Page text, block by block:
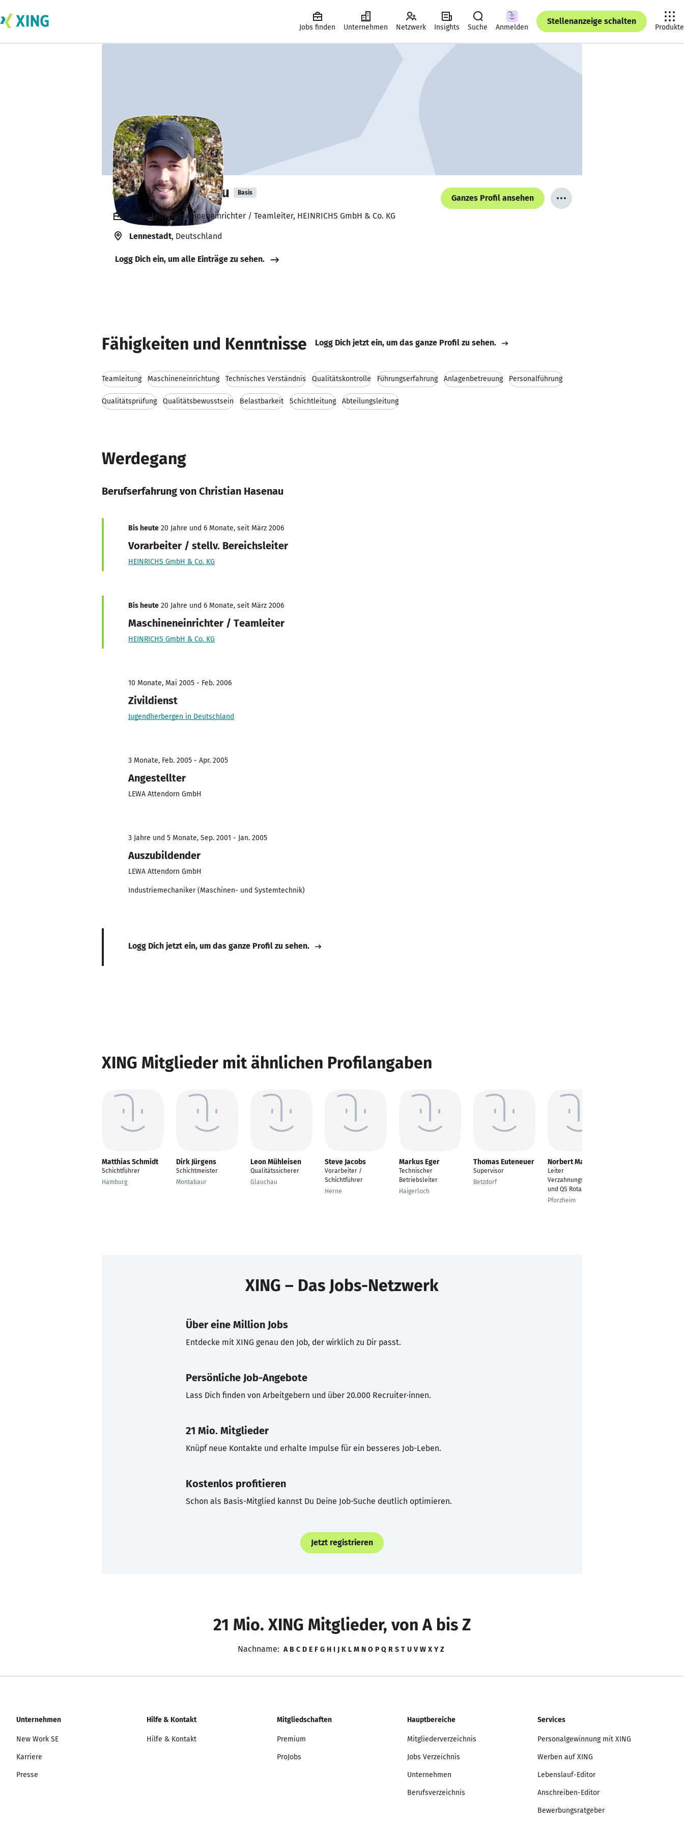
Jobs finden Unternehmen Netzwerk Insights Suche Anmelden
Stellenanzeige schalten
Produkte
Christian Hasenau Basis
Ganzes Profil ansehen
Angestellt, Maschineneinrichter / Teamleiter, HEINRICHS GmbH & Co. KG
Lennestadt, Deutschland
Logg Dich ein, um alle Einträge zu sehen.
Fähigkeiten und Kenntnisse Logg Dich jetzt ein, um das ganze Profil zu sehen.
Teamleitung Maschineneinrichtung Technisches Verständnis Qualitätskontrolle Führungserfahrung Anlagenbetreuung Personalführung
Qualitätsprüfung Qualitätsbewusstsein Belastbarkeit Schichtleitung Abteilungsleitung
Werdegang
Berufserfahrung von Christian Hasenau
Bis heute 20 Jahre und 6 Monate, seit März 2006
Vorarbeiter / stellv. Bereichsleiter
HEINRICHS GmbH & Co. KG
Bis heute 20 Jahre und 6 Monate, seit März 2006
Maschineneinrichter / Teamleiter
HEINRICHS GmbH & Co. KG
10 Monate, Mai 2005 - Feb. 2006
Zivildienst
Jugendherbergen in Deutschland
3 Monate, Feb. 2005 - Apr. 2005
Angestellter
LEWA Attendorn GmbH
3 Jahre und 5 Monate, Sep. 2001 - Jan. 2005
Auszubildender
LEWA Attendorn GmbH
Industriemechaniker (Maschinen- und Systemtechnik)
Logg Dich jetzt ein, um das ganze Profil zu sehen.
XING Mitglieder mit ähnlichen Profilangaben
Matthias Schmidt
Schichtführer
Hamburg
Dirk Jürgens
Schichtmeister
Montabaur
Leon Mühleisen
Qualitätssicherer
Glauchau
Steve Jacobs
Vorarbeiter /
Schichtführer
Herne
Markus Eger
Technischer
Betriebsleiter
Haigerloch
Thomas Euteneuer
Supervisor
Betzdorf
Norbert Martin
Leiter
Verzahnungstechnik
und QS Rotax GmbH
Pforzheim
XING – Das Jobs-Netzwerk
Über eine Million Jobs
Entdecke mit XING genau den Job, der wirklich zu Dir passt.
Persönliche Job-Angebote
Lass Dich finden von Arbeitgebern und über 20.000 Recruiter·innen.
21 Mio. Mitglieder
Knüpf neue Kontakte und erhalte Impulse für ein besseres Job-Leben.
Kostenlos profitieren
Schon als Basis-Mitglied kannst Du Deine Job-Suche deutlich optimieren.
Jetzt registrieren
21 Mio. XING Mitglieder, von A bis Z
Nachname: A B C D E F G H I J K L M N O P Q R S T U V W X Y Z
Unternehmen
New Work SE
Karriere
Presse
Hilfe & Kontakt
Hilfe & Kontakt
Mitgliedschaften
Premium
ProJobs
Hauptbereiche
Mitgliederverzeichnis
Jobs Verzeichnis
Unternehmen
Berufsverzeichnis
Services
Personalgewinnung mit XING
Werben auf XING
Lebenslauf-Editor
Anschreiben-Editor
Bewerbungsratgeber